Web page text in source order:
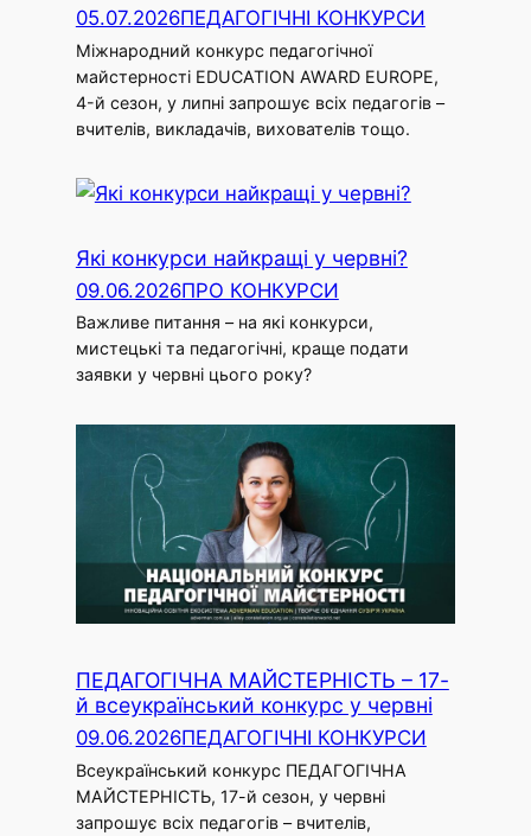
05.07.2026ПЕДАГОГІЧНІ КОНКУРСИ
Міжнародний конкурс педагогічної
майстерності EDUCATION AWARD EUROPE,
4-й сезон, у липні запрошує всіх педагогів –
вчителів, викладачів, вихователів тощо.
Які конкурси найкращі у червні?
09.06.2026ПРО КОНКУРСИ
Важливе питання – на які конкурси,
мистецькі та педагогічні, краще подати
заявки у червні цього року?
ПЕДАГОГІЧНА МАЙСТЕРНІСТЬ – 17-
й всеукраїнський конкурс у червні
09.06.2026ПЕДАГОГІЧНІ КОНКУРСИ
Всеукраїнський конкурс ПЕДАГОГІЧНА
МАЙСТЕРНІСТЬ, 17-й сезон, у червні
запрошує всіх педагогів – вчителів,